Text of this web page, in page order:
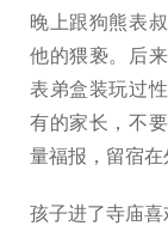
晚上跟狗熊表
他的猥亵。后
表弟盒装玩过
有的家长，不
量福报，留宿
孩子进了寺庙喜